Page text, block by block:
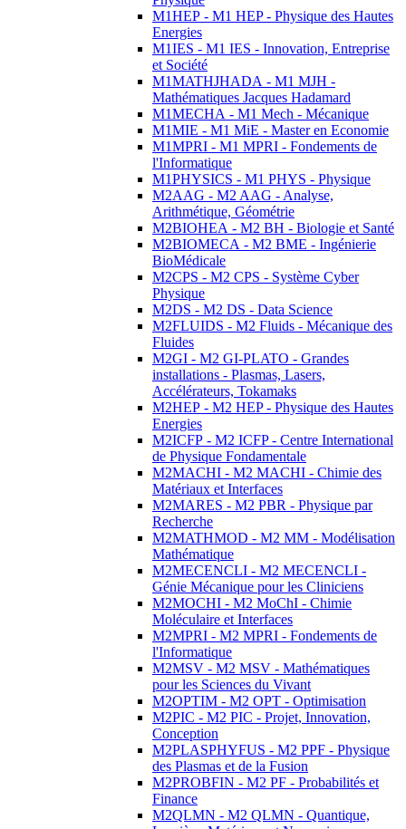
M1HEP - M1 HEP - Physique des Hautes
Energies
M1IES - M1 IES - Innovation, Entreprise
et Société
M1MATHJHADA - M1 MJH -
Mathématiques Jacques Hadamard
M1MECHA - M1 Mech - Mécanique
M1MIE - M1 MiE - Master en Economie
M1MPRI - M1 MPRI - Fondements de
l'Informatique
M1PHYSICS - M1 PHYS - Physique
M2AAG - M2 AAG - Analyse,
Arithmétique, Géométrie
M2BIOHEA - M2 BH - Biologie et Santé
M2BIOMECA - M2 BME - Ingénierie
BioMédicale
M2CPS - M2 CPS - Système Cyber
Physique
M2DS - M2 DS - Data Science
M2FLUIDS - M2 Fluids - Mécanique des
Fluides
M2GI - M2 GI-PLATO - Grandes
installations - Plasmas, Lasers,
Accélérateurs, Tokamaks
M2HEP - M2 HEP - Physique des Hautes
Energies
M2ICFP - M2 ICFP - Centre International
de Physique Fondamentale
M2MACHI - M2 MACHI - Chimie des
Matériaux et Interfaces
M2MARES - M2 PBR - Physique par
Recherche
M2MATHMOD - M2 MM - Modélisation
Mathématique
M2MECENCLI - M2 MECENCLI -
Génie Mécanique pour les Cliniciens
M2MOCHI - M2 MoChI - Chimie
Moléculaire et Interfaces
M2MPRI - M2 MPRI - Fondements de
l'Informatique
M2MSV - M2 MSV - Mathématiques
pour les Sciences du Vivant
M2OPTIM - M2 OPT - Optimisation
M2PIC - M2 PIC - Projet, Innovation,
Conception
M2PLASPHYFUS - M2 PPF - Physique
des Plasmas et de la Fusion
M2PROBFIN - M2 PF - Probabilités et
Finance
M2QLMN - M2 QLMN - Quantique,